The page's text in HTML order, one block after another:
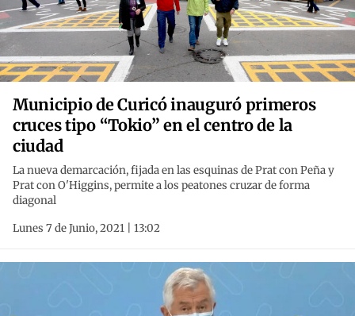
Municipio de Curicó inauguró primeros
cruces tipo “Tokio” en el centro de la
ciudad
La nueva demarcación, fijada en las esquinas de Prat con Peña y
Prat con O'Higgins, permite a los peatones cruzar de forma
diagonal
Lunes 7 de Junio, 2021 | 13:02